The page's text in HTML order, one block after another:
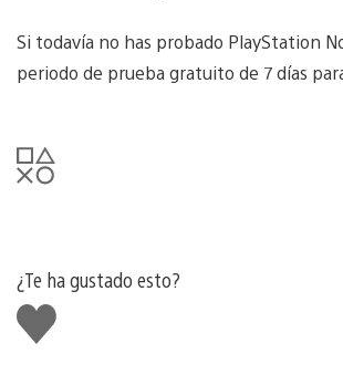
Si todavía no has probado PlayStation
periodo de prueba gratuito de 7 días para
¿Te ha gustado esto?
Me
gusta